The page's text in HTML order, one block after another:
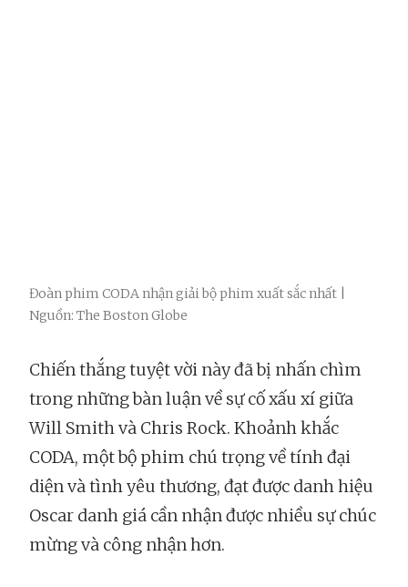
Đoàn phim CODA nhận giải bộ phim xuất sắc nhất |
Nguồn: The Boston Globe
Chiến thắng tuyệt vời này đã bị nhấn chìm
trong những bàn luận về sự cố xấu xí giữa
Will Smith và Chris Rock. Khoảnh khắc
CODA, một bộ phim chú trọng về tính đại
diện và tình yêu thương, đạt được danh hiệu
Oscar danh giá cần nhận được nhiều sự chúc
mừng và công nhận hơn.